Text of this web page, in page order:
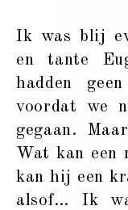
Ik was blij
en tante
hadden
voordat we
gegaan.
Wat kan een
kan hij een
alsof… Ik